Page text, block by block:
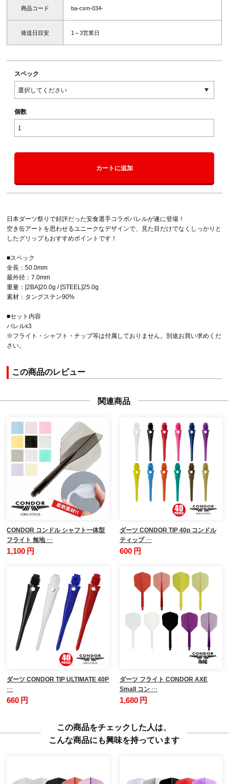
商品コード ba-csm-034-
発送日目安 1～3営業日
スペック
個数
カートに追加
日本ダーツ祭りで好評だった安食選手コラボバレルが遂に登場！
空き缶アートを思わせるユニークなデザインで、見た目だけでなくしっかりと
したグリップもおすすめポイントです！
■スペック
全長：50.0mm
最外径：7.0mm
重量：[2BA]20.0g / [STEEL]25.0g
素材：タングステン90%
■セット内容
バレルx3
※フライト・シャフト・チップ等は付属しておりません。別途お買い求めくだ
さい。
この商品のレビュー
関連商品
CONDOR コンドル シャフト一体型
フライト 無地 …
1,100 円
ダーツ CONDOR TIP 40p コンドル
ティップ …
600 円
ダーツ CONDOR TIP ULTIMATE 40P
…
660 円
ダーツ フライト CONDOR AXE
Small コン …
1,680 円
この商品をチェックした人は、
こんな商品にも興味を持っています